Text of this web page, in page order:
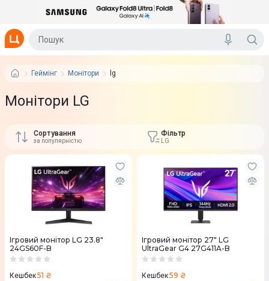
Геймінг Монітори lg
Монітори LG
Сортування
за популярністю
Фільтр
LG
Ігровий монітор LG 23.8"
24GS60F-B
Кешбек51 ₴
Ігровий монітор 27" LG
UltraGear G4 27G411A-B
Кешбек59 ₴